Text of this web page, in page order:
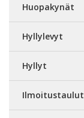
Huopakynät
Hyllylevyt
Hyllyt
Ilmoitustaulut